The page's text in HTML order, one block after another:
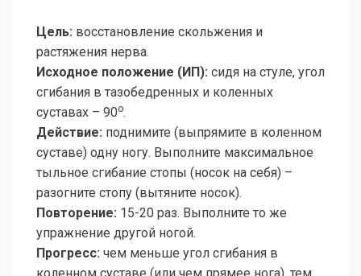
Цель: восстановление скольжения и
растяжения нерва.
Исходное положение (ИП): сидя на стуле, угол
сгибания в тазобедренных и коленных
суставах – 90о.
Действие: поднимите (выпрямите в коленном
суставе) одну ногу. Выполните максимальное
тыльное сгибание стопы (носок на себя) –
разогните стопу (вытяните носок).
Повторение: 15-20 раз. Выполните то же
упражнение другой ногой.
Прогресс: чем меньше угол сгибания в